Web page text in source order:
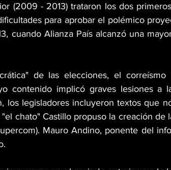
(2009 - 2013) trataron los dos
para aprobar el polémico
cuando Alianza País alcanzó una
de las elecciones, el
contenido implicó graves lesiones a
los legisladores incluyeron textos que
chato" Castillo propuso la creación de
Mauro Andino, ponente del